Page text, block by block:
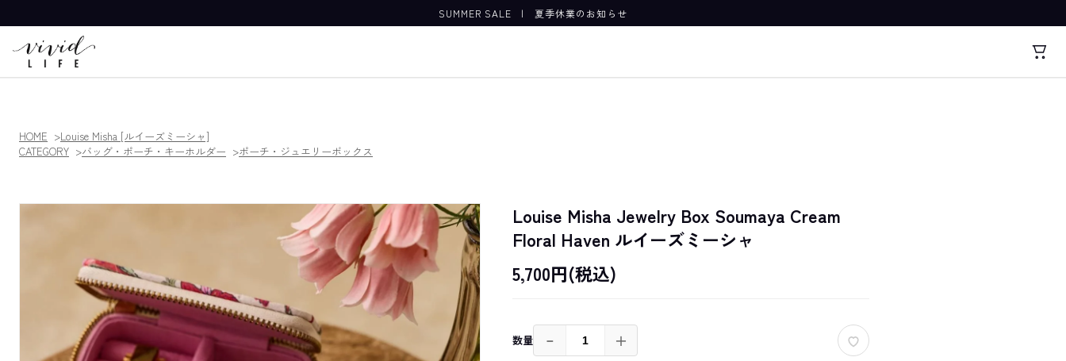
SUMMER SALE |夏季休業のお知らせ
HOME
Louise Misha [ルイーズミーシャ]
CATEGORY
バッグ・ポーチ・キーホルダー ポーチ・ジュエリーボックス
Louise Misha Jewelry Box Soumaya Cream
Floral Haven ルイーズミーシャ
5,700円(税込)
数量 － ＋